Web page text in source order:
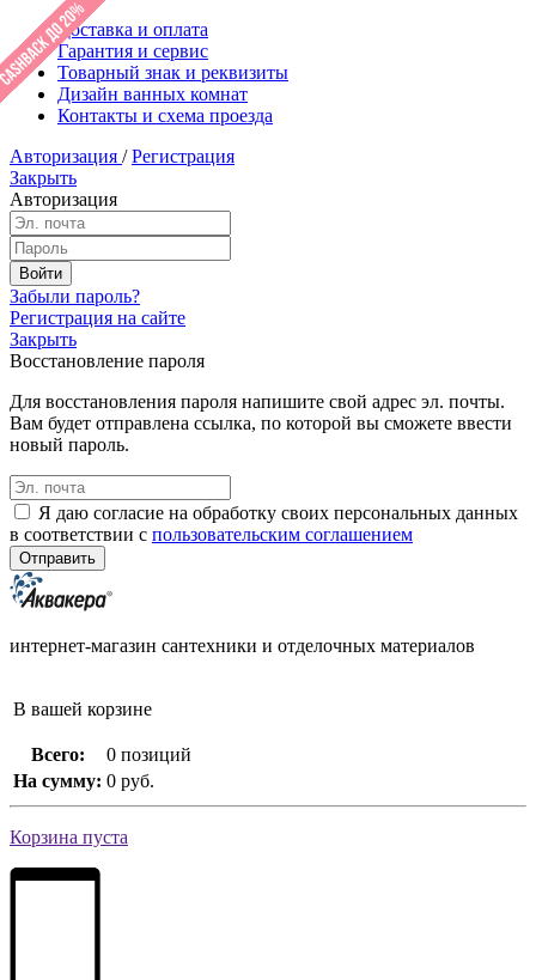
Доставка и оплата
Гарантия и сервис
Товарный знак и реквизиты
Дизайн ванных комнат
Контакты и схема проезда
Авторизация / Регистрация
Закрыть
Авторизация
Забыли пароль?
Регистрация на сайте
Закрыть
Восстановление пароля
Для восстановления пароля напишите свой адрес эл. почты.
Вам будет отправлена ссылка, по которой вы сможете ввести
новый пароль.
Я даю согласие на обработку своих персональных данных
в соответствии с пользовательским соглашением
интернет-магазин сантехники и отделочных материалов
В вашей корзине
Всего:
0 позиций
На сумму: 0 руб.
Корзина пуста